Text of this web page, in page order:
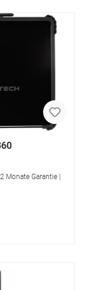
Monate Garantie |